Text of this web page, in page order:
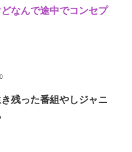
なんで途中でコンセプ
残った番組やしジャニ